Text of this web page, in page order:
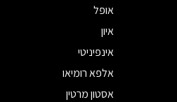
אופל
איון
אינפיניטי
אלפא רומיאו
אסטון מרטין